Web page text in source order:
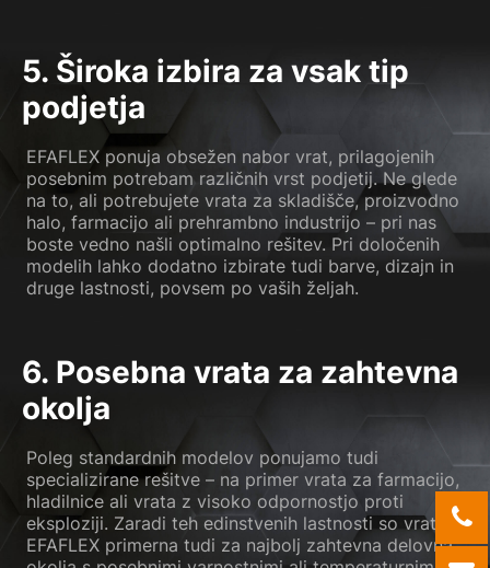
5. Široka izbira za vsak tip
podjetja
EFAFLEX ponuja obsežen nabor vrat, prilagojenih
posebnim potrebam različnih vrst podjetij. Ne glede
na to, ali potrebujete vrata za skladišče, proizvodno
halo, farmacijo ali prehrambno industrijo – pri nas
boste vedno našli optimalno rešitev. Pri določenih
modelih lahko dodatno izbirate tudi barve, dizajn in
druge lastnosti, povsem po vaših željah.
6. Posebna vrata za zahtevna
okolja
Poleg standardnih modelov ponujamo tudi
specializirane rešitve – na primer vrata za farmacijo,
hladilnice ali vrata z visoko odpornostjo proti
eksploziji. Zaradi teh edinstvenih lastnosti so vrata
EFAFLEX primerna tudi za najbolj zahtevna delovna